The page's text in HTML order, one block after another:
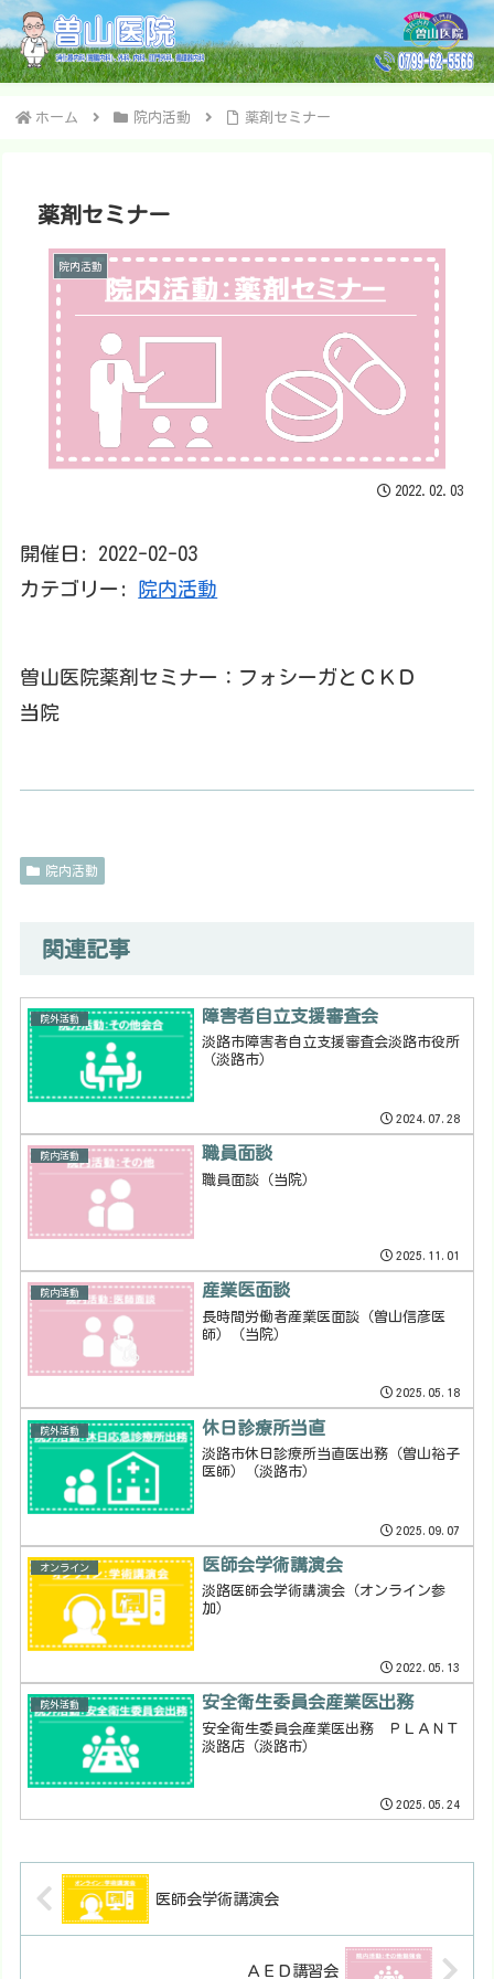
ホーム 院内活動 薬剤セミナー
薬剤セミナー
院内活動
2022.02.03
開催日: 2022-02-03
カテゴリー: 院内活動
曽山医院薬剤セミナー：フォシーガとＣＫＤ
当院
院内活動
関連記事
院外活動 障害者自立支援審査会
淡路市障害者自立支援審査会淡路市役所
（淡路市）
2024.07.28
院内活動 職員面談
職員面談（当院）
2025.11.01
院内活動 産業医面談
長時間労働者産業医面談（曽山信彦医
師）（当院）
2025.05.18
院外活動 休日診療所当直
淡路市休日診療所当直医出務（曽山裕子
医師）（淡路市）
2025.09.07
オンライン 医師会学術講演会
淡路医師会学術講演会（オンライン参
加）
2022.05.13
院外活動 安全衛生委員会産業医出務
安全衛生委員会産業医出務 ＰＬＡＮＴ
淡路店（淡路市）
2025.05.24
医師会学術講演会
ＡＥＤ講習会